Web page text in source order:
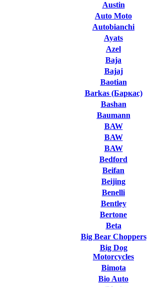
Austin
Auto Moto
Autobianchi
Ayats
Azel
Baja
Bajaj
Baotian
Barkas (Баркас)
Bashan
Baumann
BAW
BAW
BAW
Bedford
Beifan
Beijing
Benelli
Bentley
Bertone
Beta
Big Bear Choppers
Big Dog
Motorcycles
Bimota
Bio Auto